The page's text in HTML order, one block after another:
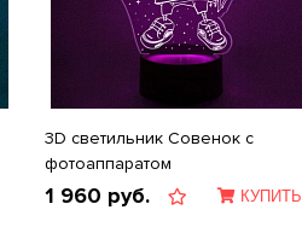
3D светильник Совенок с
фотоаппаратом
1 960 руб. КУПИТЬ